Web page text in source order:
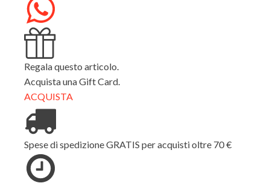
Regala questo articolo.
Acquista una Gift Card.
ACQUISTA
Spese di spedizione GRATIS per acquisti oltre 70 €